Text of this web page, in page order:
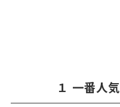
１ 一番人